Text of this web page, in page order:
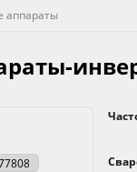
аппараты